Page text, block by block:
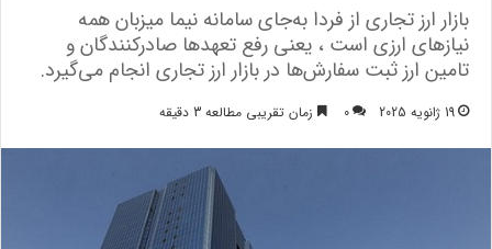
بازار ارز تجاری از فردا به‌جای سامانه نیما میزبان همه
نیازهای ارزی است ، یعنی رفع تعهدها صادرکنندگان و
تامین ارز ثبت سفارش‌ها در بازار ارز تجاری انجام می‌گیرد.
19 ژانویه 2025 0 زمان تقریبی مطالعه 3 دقیقه